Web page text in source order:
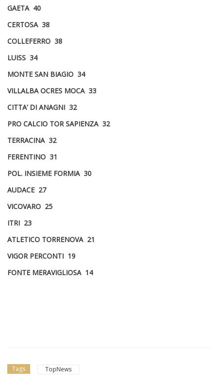
GAETA 40
CERTOSA 38
COLLEFERRO 38
LUISS 34
MONTE SAN BIAGIO 34
VILLALBA OCRES MOCA 33
CITTA’ DI ANAGNI 32
PRO CALCIO TOR SAPIENZA 32
TERRACINA 32
FERENTINO 31
POL. INSIEME FORMIA 30
AUDACE 27
VICOVARO 25
ITRI 23
ATLETICO TORRENOVA 21
VIGOR PERCONTI 19
FONTE MERAVIGLIOSA 14
Tags TopNews